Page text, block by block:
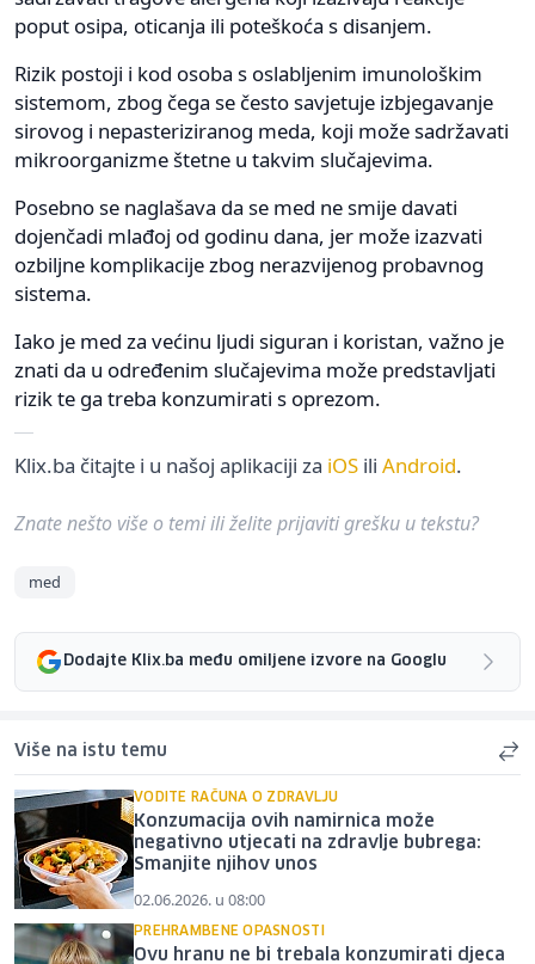
poput osipa, oticanja ili poteškoća s disanjem.
Rizik postoji i kod osoba s oslabljenim imunološkim
sistemom, zbog čega se često savjetuje izbjegavanje
sirovog i nepasteriziranog meda, koji može sadržavati
mikroorganizme štetne u takvim slučajevima.
Posebno se naglašava da se med ne smije davati
dojenčadi mlađoj od godinu dana, jer može izazvati
ozbiljne komplikacije zbog nerazvijenog probavnog
sistema.
Iako je med za većinu ljudi siguran i koristan, važno je
znati da u određenim slučajevima može predstavljati
rizik te ga treba konzumirati s oprezom.
Klix.ba čitajte i u našoj aplikaciji za iOS ili Android.
Znate nešto više o temi ili želite prijaviti grešku u tekstu?
med
Dodajte Klix.ba među omiljene izvore na Googlu
Više na istu temu
VODITE RAČUNA O ZDRAVLJU
Konzumacija ovih namirnica može
negativno utjecati na zdravlje bubrega:
Smanjite njihov unos
02.06.2026. u 08:00
PREHRAMBENE OPASNOSTI
Ovu hranu ne bi trebala konzumirati djeca